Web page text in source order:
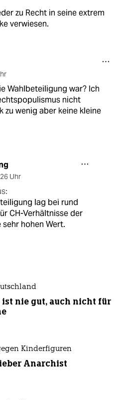
zu Recht in seine extrem
verwiesen.
Wahlbeteiligung war? Ich
nicht
zu wenig aber keine kleine
Uhr
lag bei rund
CH-Verhältnisse der
hohen Wert.
nie gut, auch nicht für
Kinderfiguren
Anarchist